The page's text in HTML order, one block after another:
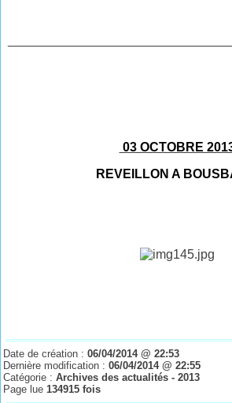
03 OCTOBRE
REVEILLON A
Date de création :06/04/2014 @ 22:53
Dernière modification :06/04/2014 @ 22:55
Catégorie :Archives des actualités - 2013
Page lue134915 fois